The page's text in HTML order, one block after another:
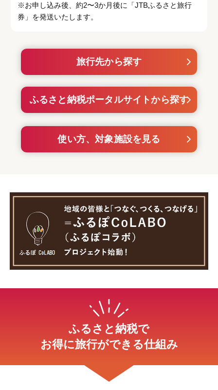
※お申し込み後、約2〜3か月後に「JTBふるさと旅行
券」を発送いたします。
旅行先から探す
ふるさと納税ポータルサイトから探す
使い方、対象施設を見る
ふるさと納税で
お得に旅行ができる仕組み